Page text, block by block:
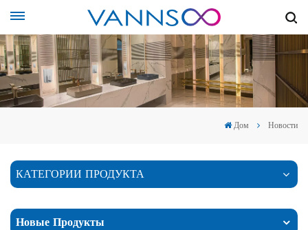
Дом Новости
КАТЕГОРИИ ПРОДУКТА
Новые Продукты